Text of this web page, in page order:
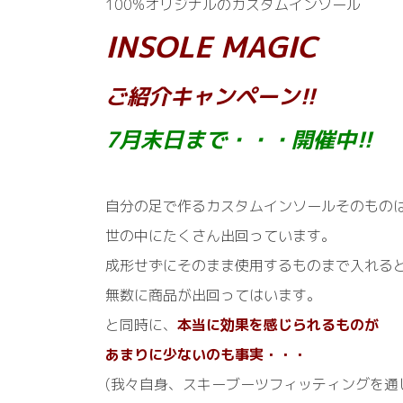
100%オリジナルのカスタムインソール
INSOLE MAGIC
ご紹介キャンペーン!!
7月末日まで・・・開催中!!
自分の足で作るカスタムインソールそのもの
世の中にたくさん出回っています。
成形せずにそのまま使用するものまで入れる
無数に商品が出回ってはいます。
と同時に、 本当に効果を感じられるものが
あまりに少ないのも事実・・・
(我々自身、スキーブーツフィッティングを通